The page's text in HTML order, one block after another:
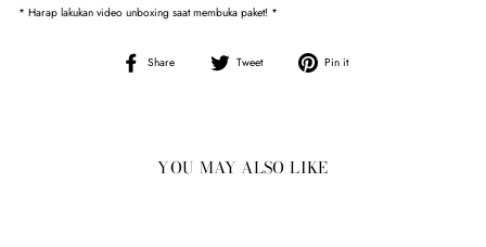
* Harap lakukan video unboxing saat membuka paket! *
Share
Share
Tweet
Tweet
Pin it
YOU MAY ALSO LIKE